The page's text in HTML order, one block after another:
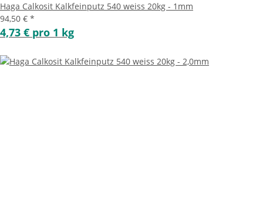
Haga Calkosit Kalkfeinputz 540 weiss 20kg - 1mm
94,50 € *
4,73 € pro 1 kg